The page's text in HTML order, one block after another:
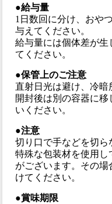
●給与量
1日数回に分け、おや
与えてください。
給与量には個体差が生
てください。
●保管上のご注意
直射日光は避け、冷暗
開封後は別の容器に
いください。
●注意
切り口で手などを切ら
特殊な包装材を使用
がございます。その
けてください。
●賞味期限